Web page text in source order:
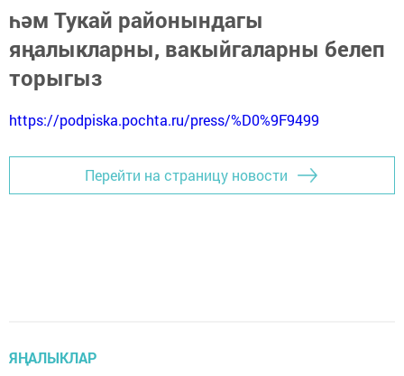
һәм Тукай районындагы
яңалыкларны, вакыйгаларны белеп
торыгыз
https://podpiska.pochta.ru/press/%D0%9F9499
Перейти на страницу новости
ЯҢАЛЫКЛАР